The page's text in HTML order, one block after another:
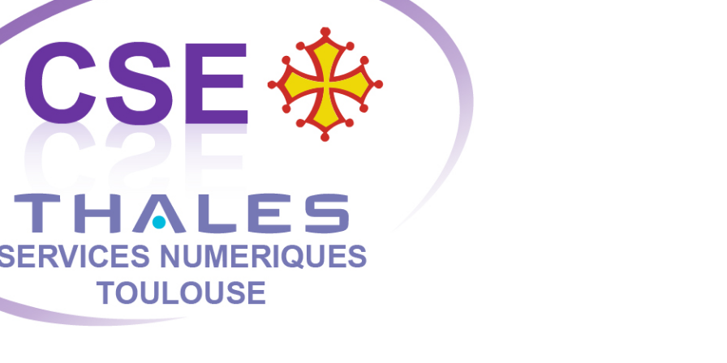
de recevoir la newsletter de VTF. Vous
des liens de désinscription ou en écrivant
sur notre politique de confidentialité sur la